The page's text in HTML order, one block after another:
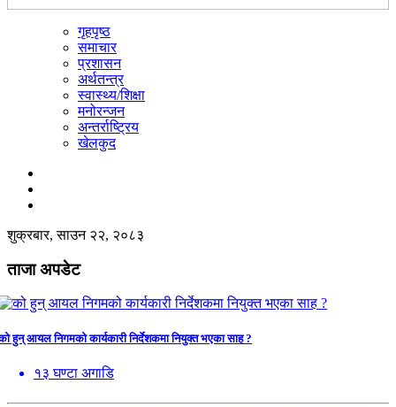
गृहपृष्ठ
समाचार
प्रशासन
अर्थतन्त्र
स्वास्थ्य/शिक्षा
मनोरन्जन
अन्तर्राष्ट्रिय
खेलकुद
शुक्रबार, साउन २२, २०८३
ताजा अपडेट
हुन् आयल निगमको कार्यकारी निर्देशकमा नियुक्त भएका साह ?
१३ घण्टा अगाडि